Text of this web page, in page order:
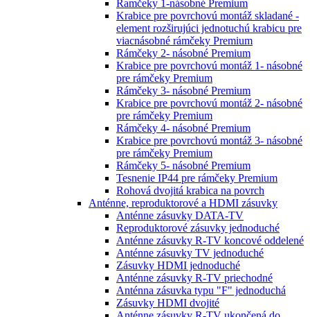
Ramčeky 1-násobné Premium
Krabice pre povrchovú montáž skladané -
element rozširujúci jednotuchú krabicu pre
viacnásobné rámčeky Premium
Rámčeky 2- násobné Premium
Krabice pre povrchovú montáž 1- násobné
pre rámčeky Premium
Rámčeky 3- násobné Premium
Krabice pre povrchovú montáž 2- násobné
pre rámčeky Premium
Rámčeky 4- násobné Premium
Krabice pre povrchovú montáž 3- násobné
pre rámčeky Premium
Rámčeky 5- násobné Premium
Tesnenie IP44 pre rámčeky Premium
Rohová dvojitá krabica na povrch
Anténne, reproduktorové a HDMI zásuvky
Anténne zásuvky DATA-TV
Reproduktorové zásuvky jednoduché
Anténne zásuvky R-TV koncové oddelené
Anténne zásuvky TV jednoduché
Zásuvky HDMI jednoduché
Anténne zásuvky R-TV priechodné
Anténna zásuvka typu "F" jednoduchá
Zásuvky HDMI dvojité